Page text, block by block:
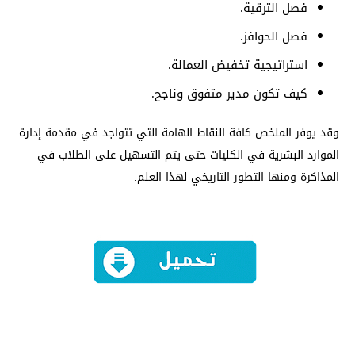
فصل الترقية.
فصل الحوافز.
استراتيجية تخفيض العمالة.
كيف تكون مدير متفوق وناجح.
وقد يوفر الملخص كافة النقاط الهامة التي تتواجد في مقدمة إدارة
الموارد البشرية في الكليات حتى يتم التسهيل على الطلاب في
المذاكرة ومنها التطور التاريخي لهذا العلم.